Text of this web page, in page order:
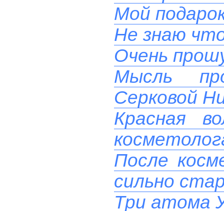
Мой
Не знаю
Очень
Мысль
Серковой
Красная
После
сильно
Три атома